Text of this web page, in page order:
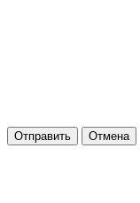
Отправить Отмена